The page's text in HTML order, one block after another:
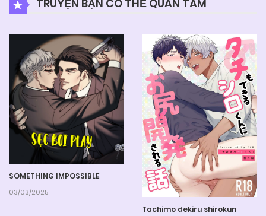
TRUYỆN BẠN CÓ THỂ QUAN TÂM
SOMETHING IMPOSSIBLE
03/03/2025
Tachimo dekiru shirokun